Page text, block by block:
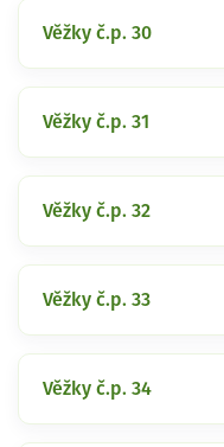
Věžky č.p. 30
Věžky č.p. 31
Věžky č.p. 32
Věžky č.p. 33
Věžky č.p. 34